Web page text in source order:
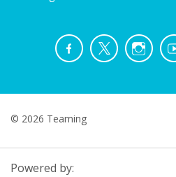
© 2026 Teaming
Powered by: